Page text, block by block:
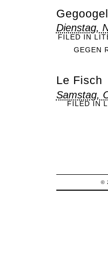
Dienstag,
FILED IN
GEGEN
Le Fisch
Samstag,
FILED IN
©